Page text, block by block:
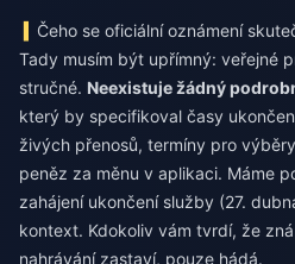
Čeho se oficiální oznámení
Tady musím být upřímný: veřejné
stručné. Neexistuje žádný
který by specifikoval časy
živých přenosů, termíny pro
peněz za měnu v aplikaci. Máme
zahájení ukončení služby (27.
kontext. Kdokoliv vám tvrdí, že
nahrávání zastaví, pouze hádá.